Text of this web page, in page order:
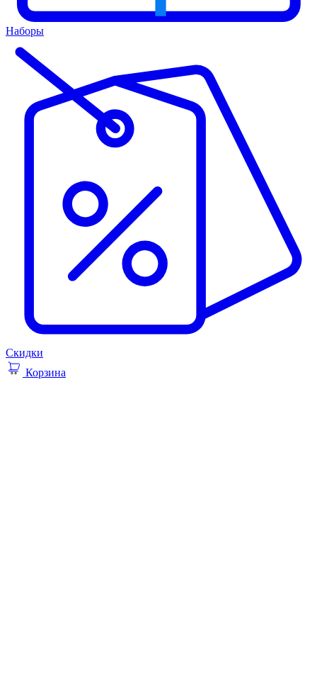
Наборы
Скидки
Корзина